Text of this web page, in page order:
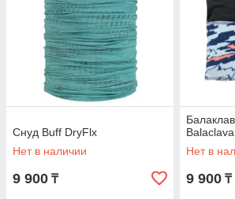
Снуд Buff DryFlx
Нет в наличии
9 900 ₸
Balaclava
Нет в
9 900 ₸